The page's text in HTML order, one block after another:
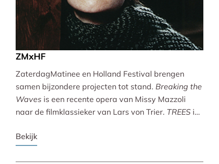
ZMxHF
ZaterdagMatinee en Holland Festival brengen
samen bijzondere projecten tot stand. Breaking the
Waves is een recente opera van Missy Mazzoli
naar de filmklassieker van Lars von Trier. TREES is
met live muziek van Caroline Shaw (Pulitzer Prize &
Bekijk